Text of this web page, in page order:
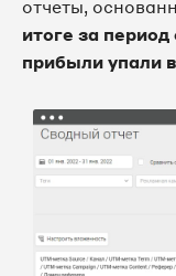
отчеты,
итоге за
прибыли упали